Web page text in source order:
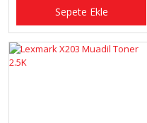
Sepete Ekle